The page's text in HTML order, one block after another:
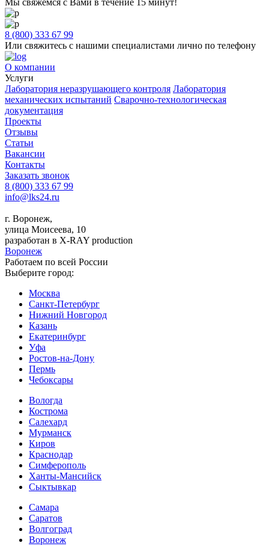
Мы свяжемся с Вами в течение 15 минут!
8 (800) 333 67 99
Или свяжитесь с нашими специалистами лично по телефону
О компании
Услуги
Лаборатория неразрушающего контроля Лаборатория
механических испытаний Сварочно-технологическая
документация
Проекты
Отзывы
Статьи
Вакансии
Контакты
Заказать звонок
8 (800) 333 67 99
info@lks24.ru
г. Воронеж,
улица Моисеева, 10
разработан в X-RAY production
Воронеж
Работаем по всей России
Выберите город:
Москва
Санкт-Петербург
Нижний Новгород
Казань
Екатеринбург
Уфа
Ростов-на-Дону
Пермь
Чебоксары
Вологда
Кострома
Салехард
Мурманск
Киров
Краснодар
Симферополь
Ханты-Мансийск
Сыктывкар
Самара
Саратов
Волгоград
Воронеж